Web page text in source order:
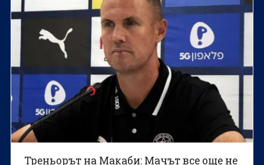
Треньорът на Макаби: Мачът все още не